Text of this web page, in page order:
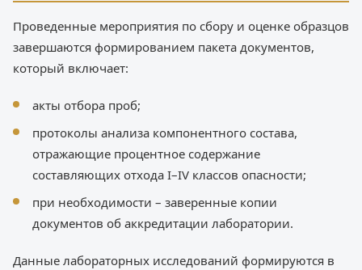
Проведенные мероприятия по сбору и оценке образцов
завершаются формированием пакета документов,
который включает:
акты отбора проб;
протоколы анализа компонентного состава,
отражающие процентное содержание
составляющих отхода I–IV классов опасности;
при необходимости – заверенные копии
документов об аккредитации лаборатории.
Данные лабораторных исследований формируются в